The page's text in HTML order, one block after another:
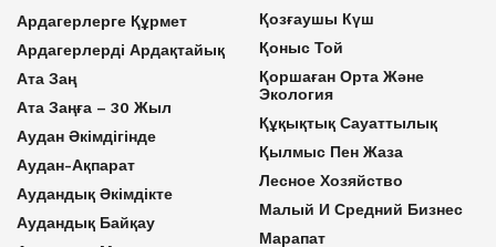
Ардагерлерге Құрмет
Ардагерлерді Ардақтайық
Ата Заң
Ата Заңға – 30 Жыл
Аудан Әкімдігінде
Аудан-Ақпарат
Аудандық Әкімдікте
Аудандық Байқау
Қозғаушы Күш
Қоныс Той
Қоршаған Орта Және
Экология
Құқықтық Сауаттылық
Қылмыс Пен Жаза
Лесное Хозяйство
Малый И Средний Бизнес
Марапат